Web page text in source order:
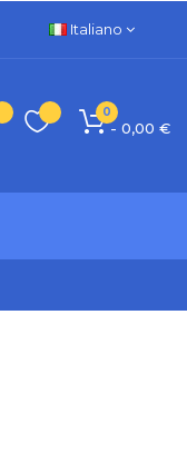
Italiano
0
- 0,00 €